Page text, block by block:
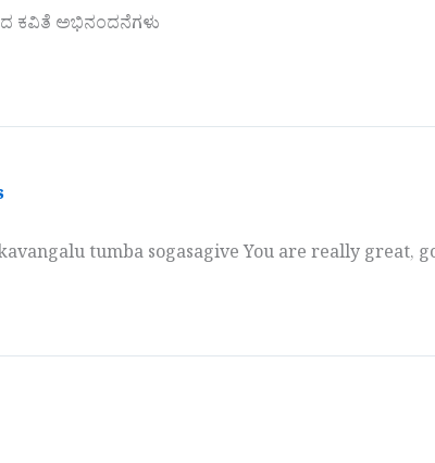
ಕವಿತೆ ಅಭಿನಂದನೆಗಳು
tumba sogasagive You are really great,